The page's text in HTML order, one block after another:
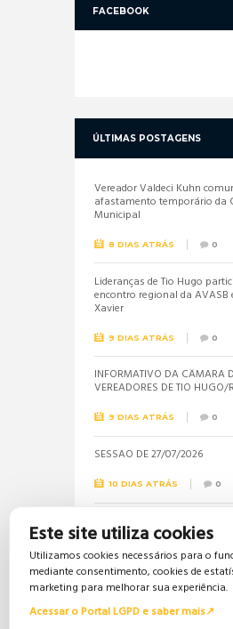
FACEBOOK
ÚLTIMAS POSTAGENS
Vereador Valdeci Kuhn
afastamento temporário da
Municipal
8 DIAS ATRÁS 0
Lideranças de Tio Hugo
encontro regional da
Xavier
9 DIAS ATRÁS 0
INFORMATIVO DA CÂMARA
VEREADORES DE TIO HUGO/
9 DIAS ATRÁS 0
SESSÃO DE 27/07/2026
10 DIAS ATRÁS 0
Informações sobre a
concurso público são
vereadora Jéssica
18 DIAS ATRÁS 0
Este site utiliza cookies
Utilizamos cookies necessários para o
mediante consentimento, cookies de
marketing para melhorar sua experiência.
Acessar o Portal LGPD e saber mais